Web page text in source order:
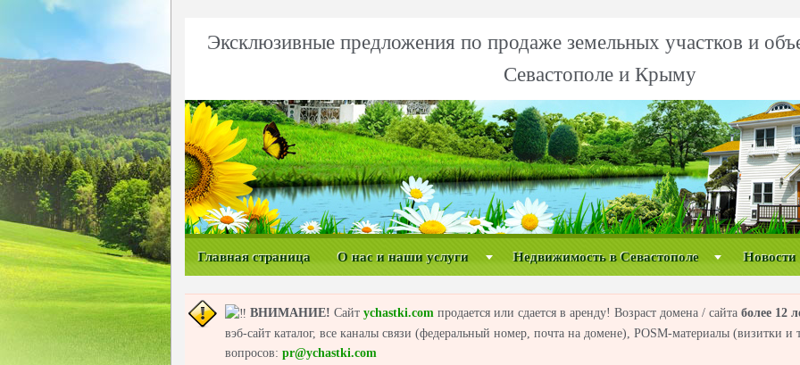
Эксклюзивные предложения по продаже земельных участков и
Севастополе и Крыму
Главная страница О нас и наши услуги Недвижимость в Севастополе Новости
ВНИМАНИЕ! Сайт ychastki.com продается или сдается в аренду! Возраст домена / сайта более 12
вэб-сайт каталог, все каналы связи (федеральный номер, почта на домене), POSM-материалы (визитки и
вопросов: pr@ychastki.com